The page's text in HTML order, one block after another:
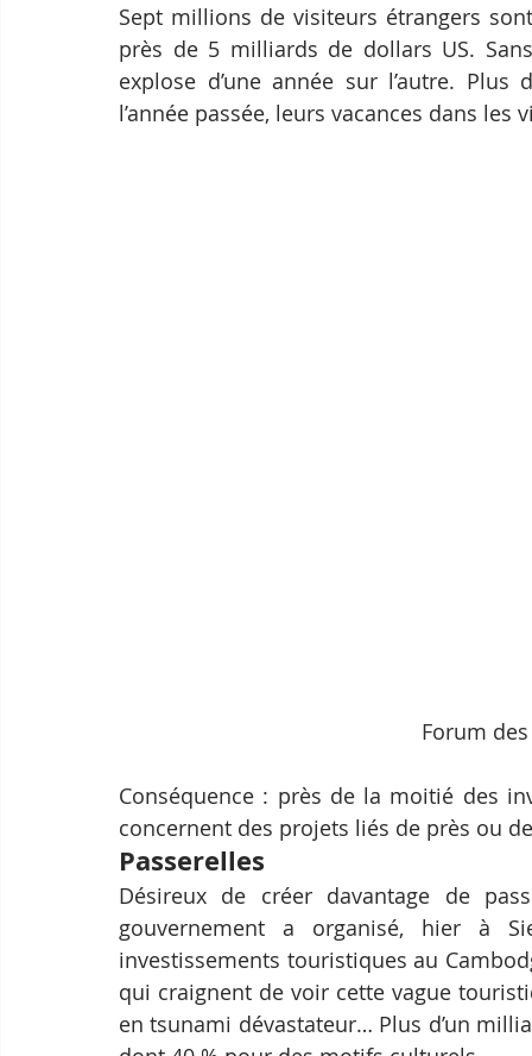
Sept millions de visiteurs étrangers
près de 5 milliards de dollars US.
explose d’une année sur l’autre.
l’année passée, leurs vacances dans
Forum
Conséquence : près de la moitié des
concernent des projets liés de près ou
Passerelles
Désireux de créer davantage de
gouvernement a organisé, hier à
investissements touristiques au
qui craignent de voir cette vague
en tsunami dévastateur… Plus d’un